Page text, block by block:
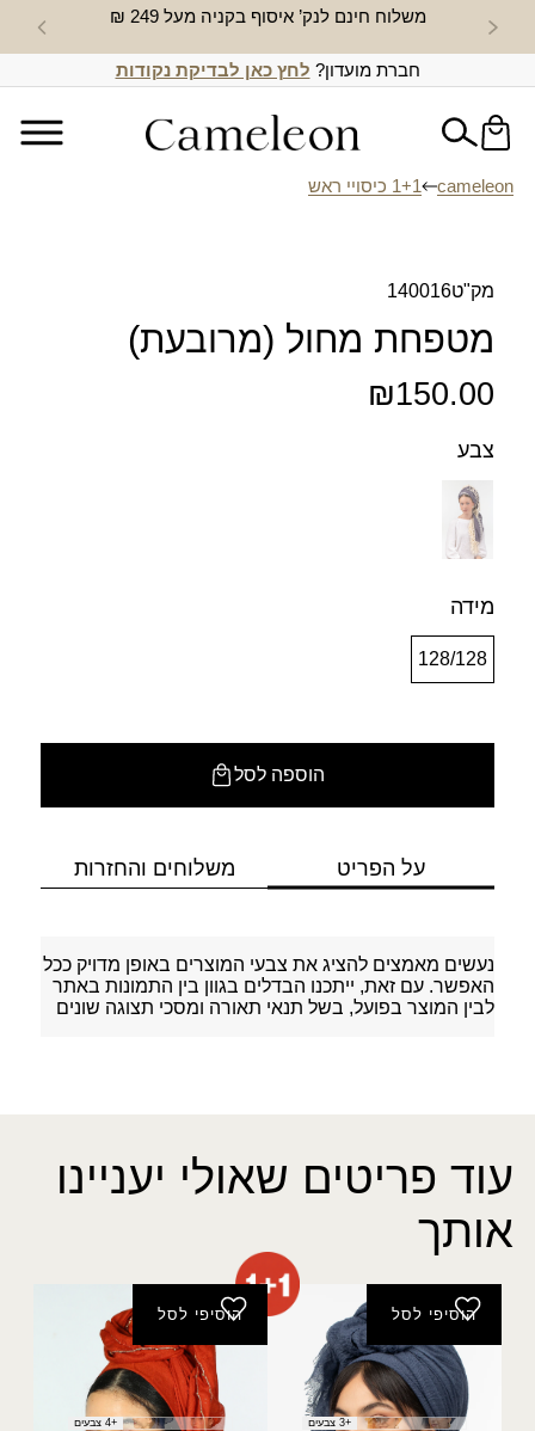
משלוח חינם לנק’ איסוף בקניה מעל 249 ₪ חדש
חברת מועדון? לחץ כאן לבדיקת נקודות
cameleon 1+1 כיסויי ראש
מק"ט140016
מטפחת מחול (מרובעת)
₪150.00
צבע
מידה
128/128
הוספה לסל
על הפריט משלוחים והחזרות
נעשים מאמצים להציג את צבעי המוצרים באופן מדויק ככל
האפשר. עם זאת, ייתכנו הבדלים בגוון בין התמונות באתר
לבין המוצר בפועל, בשל תנאי תאורה ומסכי תצוגה שונים
עוד פריטים שאולי יעניינו
אותך
הוסיפי לסל
צעיף אביב
₪20.00
+3 צבעים
הוסיפי לסל
מטפחת מיטל
₪50.00
+4 צבעים